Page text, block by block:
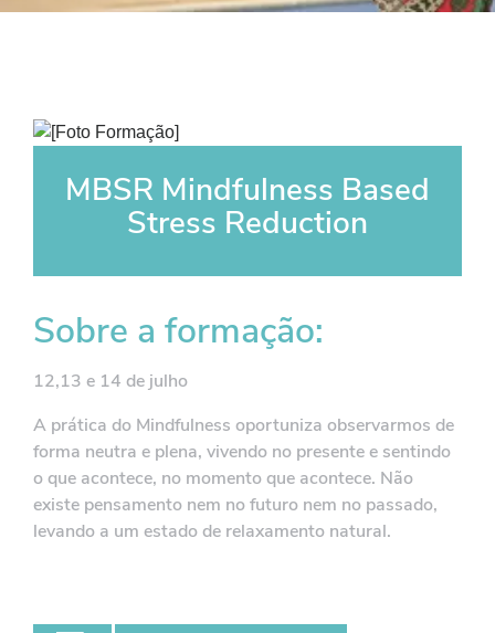
MBSR Mindfulness Based
Stress Reduction
Sobre a formação:
12,13 e 14 de julho
A prática do Mindfulness oportuniza observarmos de
forma neutra e plena, vivendo no presente e sentindo
o que acontece, no momento que acontece. Não
existe pensamento nem no futuro nem no passado,
levando a um estado de relaxamento natural.